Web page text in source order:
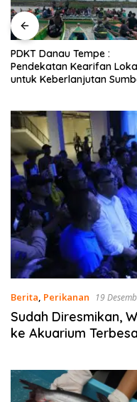
PDKT Danau Tempe :
Pendekatan Kearifan
untuk Keberlanjutan
Berita, Perikanan 19
Sudah Diresmikan,
ke Akuarium